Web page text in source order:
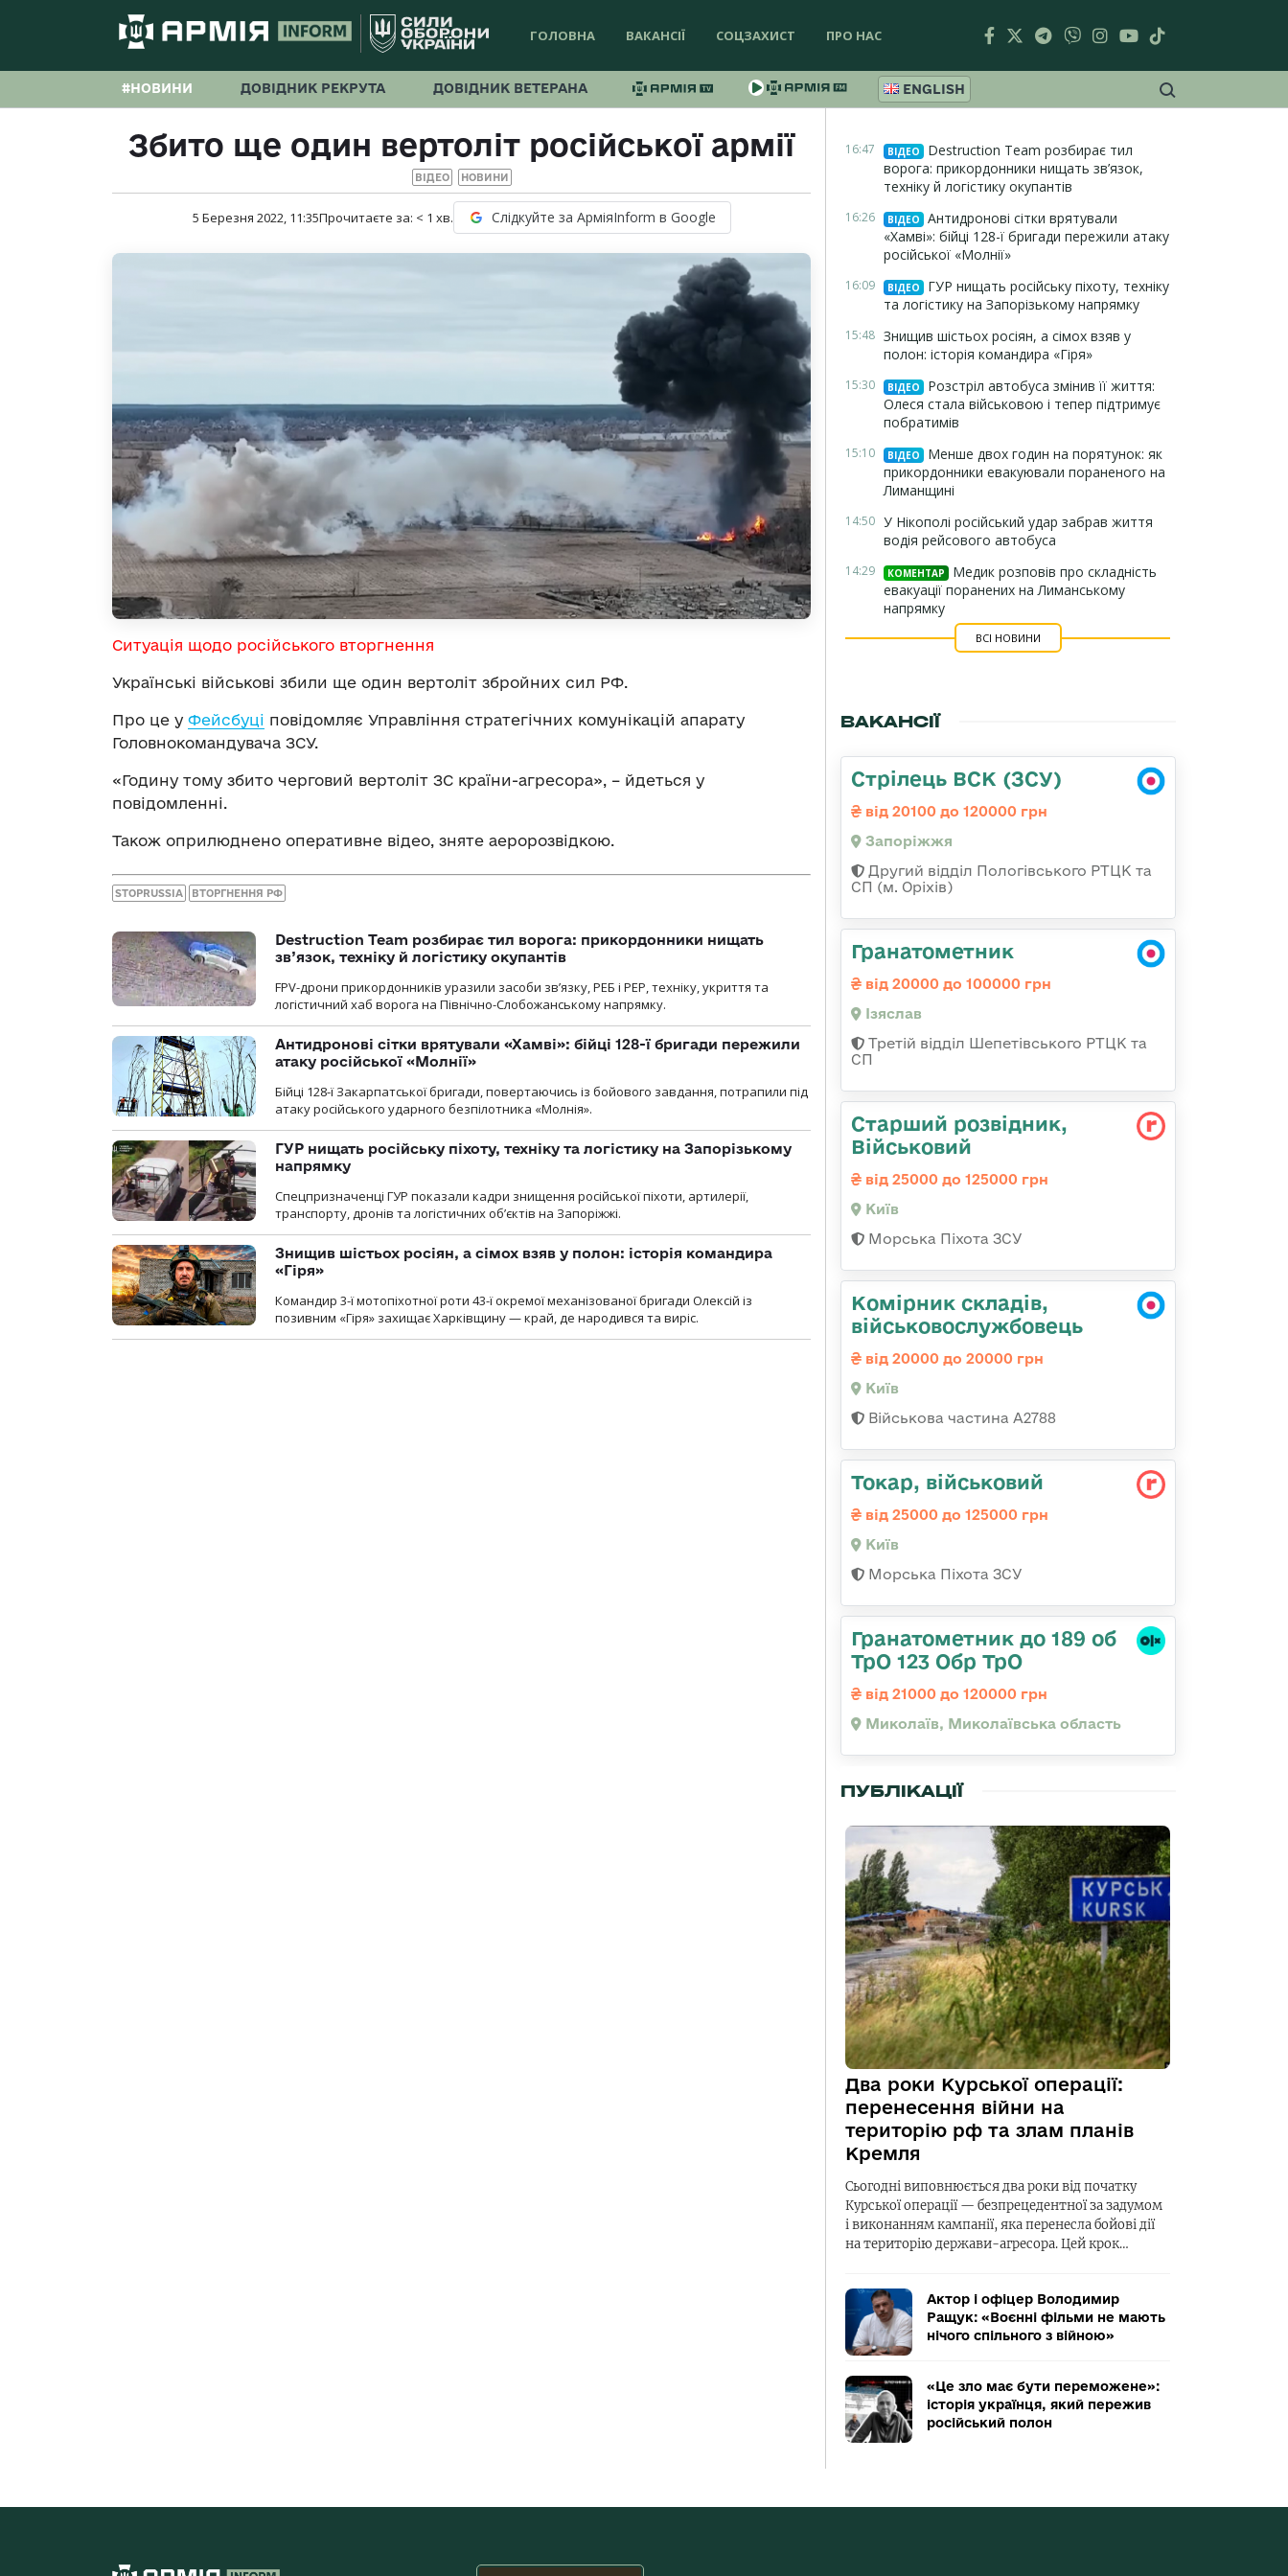
ГОЛОВНА ВАКАНСІЇ СОЦЗАХИСТ ПРО НАС
#НОВИНИ ДОВІДНИК РЕКРУТА ДОВІДНИК ВЕТЕРАНА ENGLISH
Збито ще один вертоліт російської армії
ВІДЕО НОВИНИ
5 Березня 2022, 11:35Прочитаєте за: < 1 хв. Слідкуйте за АрміяInform в Google
Ситуація щодо російського вторгнення
Українські військові збили ще один вертоліт збройних сил РФ.
Про це у Фейсбуці повідомляє Управління стратегічних комунікацій апарату
Головнокомандувача ЗСУ.
«Годину тому збито черговий вертоліт ЗС країни-агресора», – йдеться у
повідомленні.
Також оприлюднено оперативне відео, зняте аеророзвідкою.
STOPRUSSIA ВТОРГНЕННЯ РФ
Destruction Team розбирає тил ворога: прикордонники нищать
зв’язок, техніку й логістику окупантів
FPV-дрони прикордонників уразили засоби зв’язку, РЕБ і РЕР, техніку, укриття та
логістичний хаб ворога на Північно-Слобожанському напрямку.
Антидронові сітки врятували «Хамві»: бійці 128-ї бригади пережили
атаку російської «Молнії»
Бійці 128-ї Закарпатської бригади, повертаючись із бойового завдання, потрапили під
атаку російського ударного безпілотника «Молнія».
ГУР нищать російську піхоту, техніку та логістику на Запорізькому
напрямку
Спецпризначенці ГУР показали кадри знищення російської піхоти, артилерії,
транспорту, дронів та логістичних об’єктів на Запоріжжі.
Знищив шістьох росіян, а сімох взяв у полон: історія командира
«Гіря»
Командир 3-ї мотопіхотної роти 43-ї окремої механізованої бригади Олексій із
позивним «Гіря» захищає Харківщину — край, де народився та виріс.
16:47 ВІДЕО
Destruction Team розбирає тил
ворога: прикордонники нищать зв’язок,
техніку й логістику окупантів
16:26 ВІДЕО
Антидронові сітки врятували
«Хамві»: бійці 128-ї бригади пережили атаку
російської «Молнії»
16:09 ВІДЕО
ГУР нищать російську піхоту, техніку
та логістику на Запорізькому напрямку
15:48 Знищив шістьох росіян, а сімох взяв у
полон: історія командира «Гіря»
15:30 ВІДЕО
Розстріл автобуса змінив її життя:
Олеся стала військовою і тепер підтримує
побратимів
15:10 ВІДЕО
Менше двох годин на порятунок: як
прикордонники евакуювали пораненого на
Лиманщині
14:50 У Нікополі російський удар забрав життя
водія рейсового автобуса
14:29 КОМЕНТАР
Медик розповів про складність
евакуації поранених на Лиманському
напрямку
ВСІ НОВИНИ
ВАКАНСІЇ
Стрілець ВСК (ЗСУ)
від 20100 до 120000 грн
Запоріжжя
Другий відділ Пологівського РТЦК та
СП (м. Оріхів)
Гранатометник
від 20000 до 100000 грн
Ізяслав
Третій відділ Шепетівського РТЦК та
СП
Старший розвідник,
Військовий
від 25000 до 125000 грн
Київ
Морська Піхота ЗСУ
Комірник складів,
військовослужбовець
від 20000 до 20000 грн
Київ
Військова частина А2788
Токаp, військовий
від 25000 до 125000 грн
Київ
Морська Піхота ЗСУ
Гранатометник до 189 об
ТрО 123 Обр ТрО
від 21000 до 120000 грн
Миколаїв, Миколаївська область
ПУБЛІКАЦІЇ
Два роки Курської операції:
перенесення війни на
територію рф та злам планів
Кремля
Сьогодні виповнюється два роки від початку
Курської операції — безпрецедентної за задумом
і виконанням кампанії, яка перенесла бойові дії
на територію держави-агресора. Цей крок…
Актор і офіцер Володимир
Ращук: «Воєнні фільми не мають
нічого спільного з війною»
«Це зло має бути переможене»:
історія українця, який пережив
російський полон